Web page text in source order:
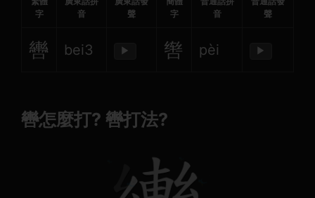
字
音
聲
字
音
聲
轡 bei3 ▶ 辔 pèi ▶
轡怎麼打? 轡打法?